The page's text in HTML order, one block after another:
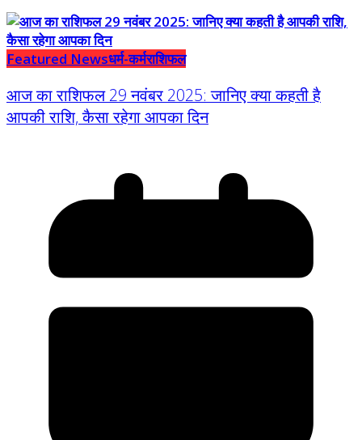
Featured Newsधर्म-कर्मराशिफल
आज का राशिफल 29 नवंबर 2025: जानिए क्या कहती है
आपकी राशि, कैसा रहेगा आपका दिन